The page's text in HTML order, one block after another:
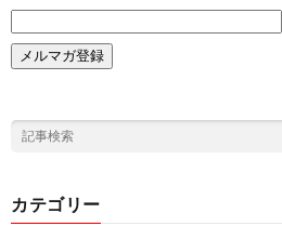
カテゴリー